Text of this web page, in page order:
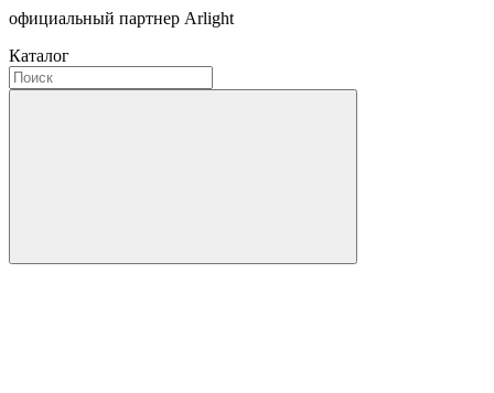
официальный партнер Arlight
Каталог